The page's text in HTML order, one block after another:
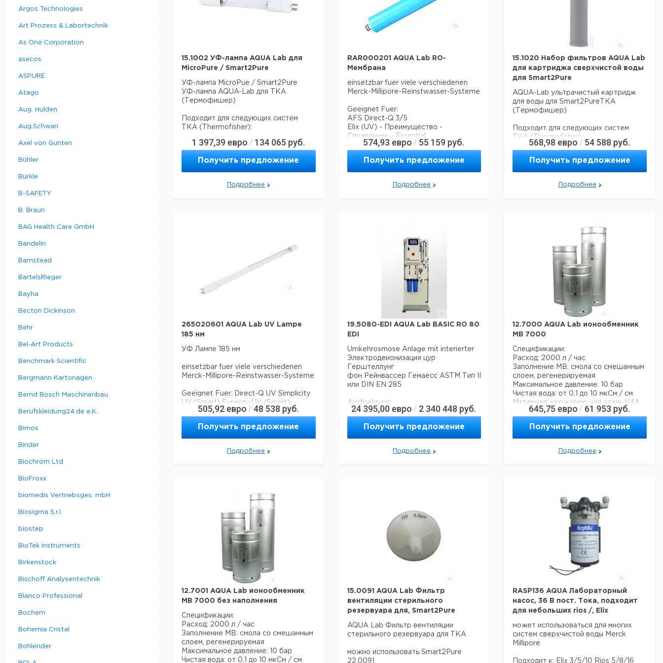
Argos Technologies
Art Prozess & Labortechnik
As One Corporation
asecos
ASPURE
Atago
Aug. Hulden
Aug.Schwan
Axel von Gunten
Bühler
Bürkle
B-SAFETY
B. Braun
BAG Health Care GmbH
Bandelin
Barnstead
BartelsRieger
Bayha
Becton Dickinson
Behr
Bel-Art Products
Benchmark Scientific
Bergmann Kartonagen
Bernd Bosch Maschinenbau
Berufskleidung24.de e.K.
Bimos
Binder
Biochrom Ltd.
BioFroxx
biomedis Vertriebsges. mbH
Biosigma S.r.l.
biostep
BioTek Instruments
Birkenstock
Bischoff Analysentechnik
Blanco Professional
Bochem
Bohemia Cristal
Bohlender
15.1002 УФ-лампа AQUA Lab для
MicroPure / Smart2Pure
УФ-лампа MicroPue / Smart2Pure
УФ-лампа AQUA-Lab для ТКА
(Термофишер)
Подходит для следующих систем
TKA (Thermofisher):
-Smart2Pure
-MicroPure
09,1002
1 397,39 евро / 134 065 руб.
Получить предложение
Подробнее
RAR000201 AQUA Lab RO-
Мембрана
einsetzbar fuer viele verschiedenen
Merck-Millipore-Reinstwasser-Systeme
Geeignet Fuer:
AFS Direct-Q 3/5
Elix (UV) - Преимущество -
Справочник - Essential
Milli-Q Direct - Интеграл - Интеграл 3
3
RiOs - Essential
Milli-RO 3/5/6
574,93 евро / 55 159 руб.
Получить предложение
Подробнее
15.1020 Набор фильтров AQUA Lab
для картриджа сверхчистой воды
для Smart2Pure
AQUA-Lab ультрачистый картридж
для воды для Smart2PureTKA
(Термофишер)
Подходит для следующих систем
TKA (Thermofisher):
- Smart2Pure 3
- Smart2Pure 6
- Smart2Pure 12
568,98 евро / 54 588 руб.
Получить предложение
Подробнее
265020601 AQUA Lab UV Lampe
185 нм
УФ Лампе 185 нм
einsetzbar fuer viele verschiedenen
Merck-Millipore-Reinstwasser-Systeme
Geeignet Fuer: Direct-Q UV Simplicity
UV (Smart) Synergy UV (Smart)
SYN185UV1
505,92евро / 48 538 руб.
Получить предложение
Подробнее
19.5080-EDI AQUA Lab BASIC RO 80
EDI
Umkehrosmose Anlage mit interierter
Электродеионизация цур
Герштеллунг
фон Рейнвассер Гемаесс ASTM Тип II
или DIN EN 285
Ausfuehrung:
- Компакте Rahmenstandanlage
- 2 х ворфильтрация 5 мкм +
активкохле
- 1 чернила RO-Membran.
DRUCKROHR
- 1 х Hochdruckpumpe, 230 В
с сенсорным экраном и Wlan-
- zur vollautomatischen Ueberwachung
und Steuerung
der Reinwasseraufbereitung
Leitfaehigkeiten und Temperatur
- Grenzwertueberwachung fuer LF-
Permeat, LF Reinwasser und
TECHNISCHE DATEN:
Anschlussspannung: 230 В
Umgebungstemperatur: 2 - 40 ° C
24 395,00 евро / 2 340 448 руб.
Получить предложение
Подробнее
12.7000 AQUA Lab ионообменник
MB 7000
Спецификации:
Расход: 2000 л / час
Заполнение MB: смола со смешанным
слоем, регенерируемая
Максимальное давление: 10 бар
Чистая вода: от 0,1 до 10 мкСм / см
Материал: нержавеющая сталь V4A
Подключение: R 3/4
Размеры мм (высота? X): 363 x 660 мм
Технические данные:
Максимальное
10 бар
Данные для перевозки (реальные
данные могут отличаться)
Страна происхождения:
транспортировки:
Темп. режим хранения:
645,75 евро / 61 953 руб.
Получить предложение
Подробнее
12.7001 AQUA Lab ионообменник
MB 7000 без наполнения
Спецификации:
Расход: 2000 л / час
Заполнение MB: смола со смешанным
слоем, регенерируемая
Максимальное давление: 10 бар
Чистая вода: от 0,1 до 10 мкСм / см
15.0091 AQUA Lab Фильтр
вентиляции стерильного
резервуара для, Smart2Pure
AQUA Lab Фильтр вентиляции
стерильного резервуара для ТКА
можно использовать Smart2Pure
22.0091
RASP136 AQUA Лабораторный
насос, 36 В пост. Тока, подходит
для небольших rios /, Elix
может использоваться для многих
систем сверхчистой воды Merck
Millipore
Подходит к: Elix 3/5/10 Rios 5/8/16